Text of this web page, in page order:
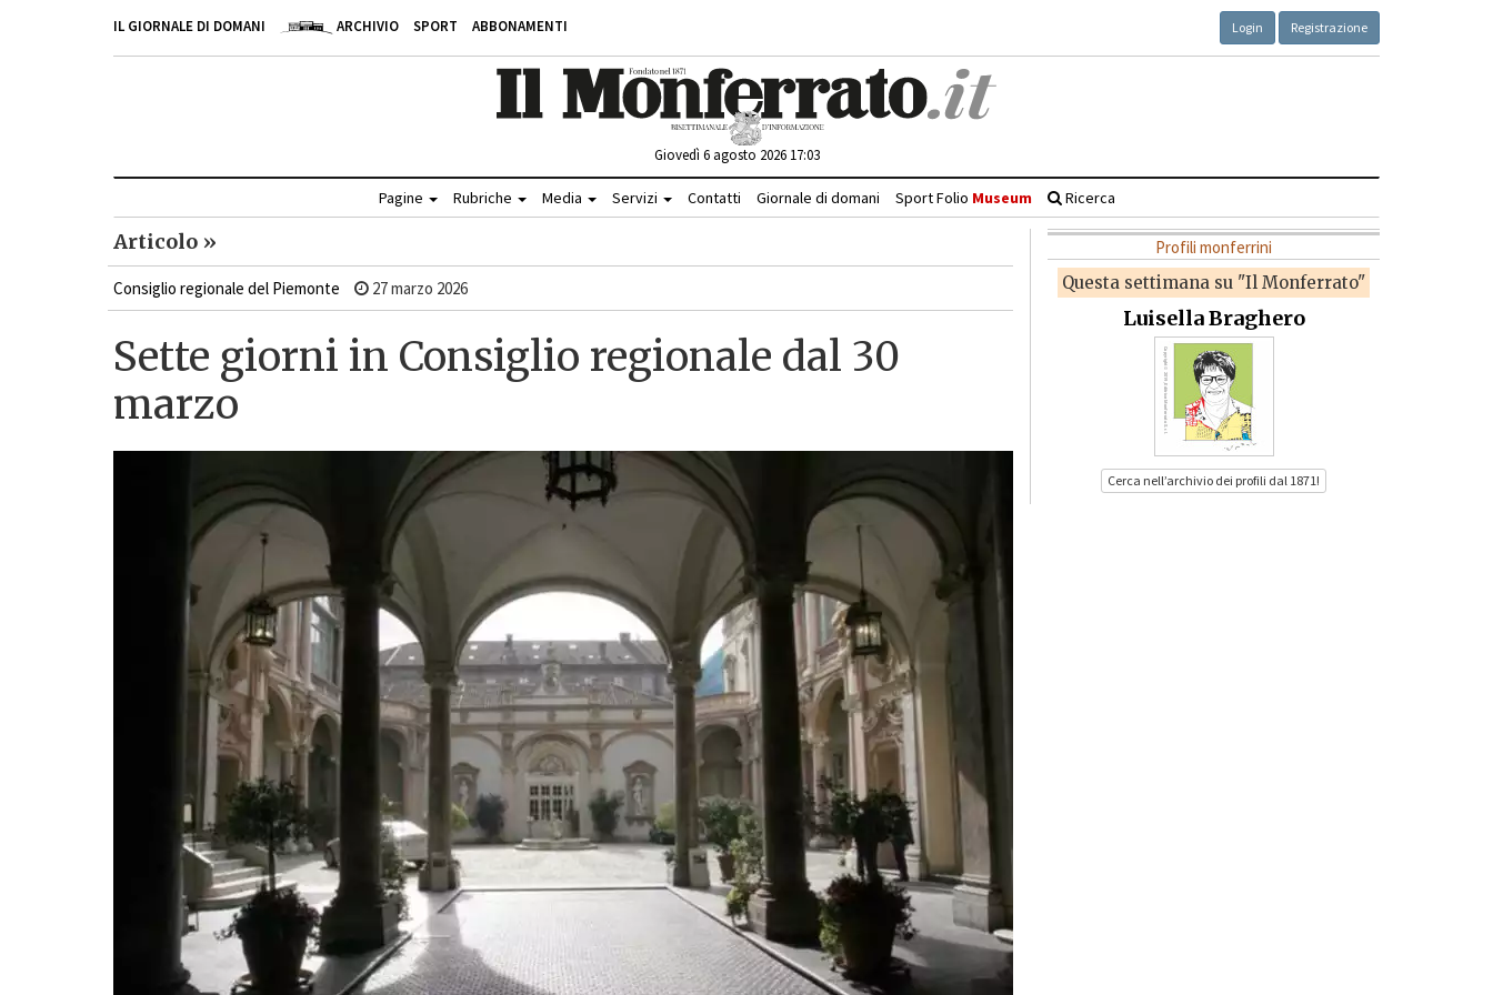
IL GIORNALE DI DOMANI ARCHIVIO SPORT ABBONAMENTI Login Registrazione
Giovedì 6 agosto 2026 17:03
Pagine Rubriche Media Servizi Contatti Giornale di domani Sport Folio Museum Ricerca
Articolo »
Consiglio regionale del Piemonte 27 marzo 2026
Sette giorni in Consiglio regionale dal 30
marzo
Profili monferrini
Questa settimana su "Il Monferrato"
Luisella Braghero
Cerca nell’archivio dei profili dal 1871!